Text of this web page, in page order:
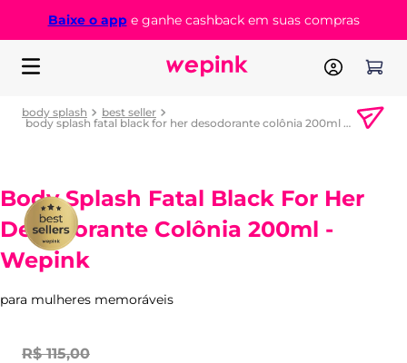
Baixe o appe ganhe cashback em suas compras
body splash
best seller
body splash fatal black for her desodorante colônia 200ml - wepink
Body Splash Fatal Black For Her
Desodorante Colônia 200ml -
Wepink
para mulheres memoráveis
R$ 115,00